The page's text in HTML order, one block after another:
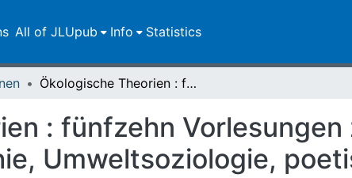
All of JLUpub Info Statistics
Ökologische Theorien : fünfzehn Vorlesungen zur Einführung: Kritische Philosophie, Umweltsoziologie, poetische Ausgänge
: fünfzehn
Umweltsoziologie,